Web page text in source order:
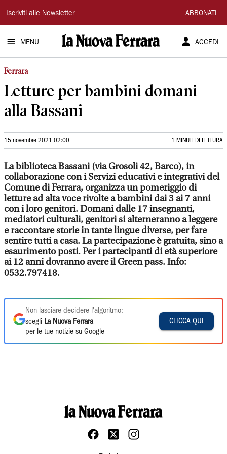
La
Nuova
Ferrara
Iscriviti alle Newsletter ABBONATI
MENU ACCEDI
Ferrara
Letture per bambini domani
alla Bassani
15 novembre 2021 02:00 1 MINUTI DI LETTURA
La biblioteca Bassani (via Grosoli 42, Barco), in
collaborazione con i Servizi educativi e integrativi del
Comune di Ferrara, organizza un pomeriggio di
letture ad alta voce rivolte a bambini dai 3 ai 7 anni
con i loro genitori. Domani dalle 17 insegnanti,
mediatori culturali, genitori si alterneranno a leggere
e raccontare storie in tante lingue diverse, per fare
sentire tutti a casa. La partecipazione è gratuita, sino a
esaurimento posti. Per i partecipanti di età superiore
ai 12 anni dovranno avere il Green pass. Info:
0532.797418.
Non lasciare decidere l'algoritmo:
scegli La Nuova Ferrara
per le tue notizie su Google
CLICCA QUI